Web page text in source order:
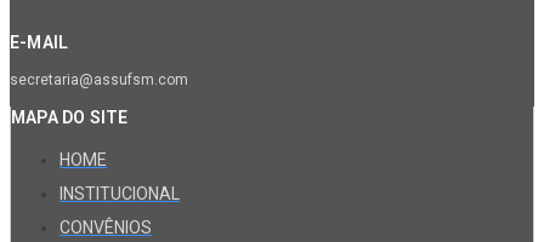
E-MAIL
secretaria@assufsm.com
MAPA DO SITE
HOME
INSTITUCIONAL
CONVÊNIOS